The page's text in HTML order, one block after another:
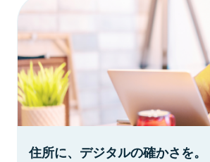
住所に、デジタルの確かさを。